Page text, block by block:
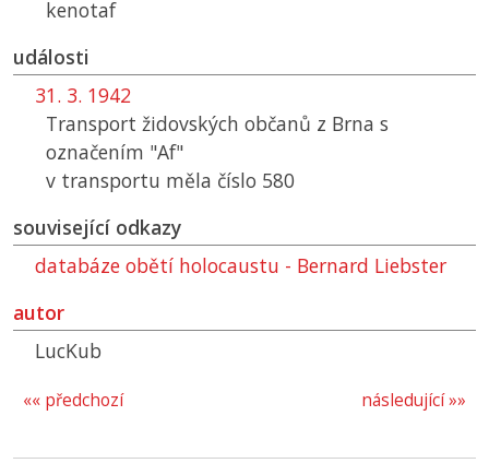
kenotaf
události
31. 3. 1942
Transport židovských občanů z Brna s
označením "Af"
v transportu měla číslo 580
související odkazy
databáze obětí holocaustu - Bernard Liebster
autor
LucKub
následující »»
«« předchozí